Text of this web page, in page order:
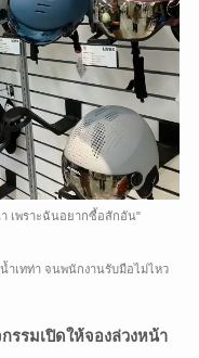
เพราะฉันอยากซื้อสักอัน"
ำเทท่า จนพนักงานรับมือไม่ไหว
รรมเปิดให้จองล่วงหน้า